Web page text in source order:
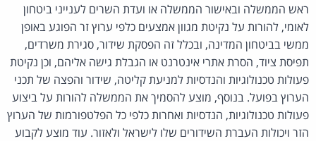
ראש הממשלה ובאישור הממשלה או ועדת השרים לענייני ביטחון
לאומי, להורות על נקיטת מגוון אמצעים כלפי ערוץ זר הפוגע באופן
ממשי בביטחון המדינה, ובכלל זה הפסקת שידור, סגירת משרדים,
תפיסת ציוד, הסרת אתרי אינטרנט או הגבלת גישה אליהם, וכן נקיטת
פעולות טכנולוגיות והנדסיות למניעת קליטה, שידור והפצה של תכני
הערוץ בפועל. בנוסף, מוצע להסמיך את הממשלה להורות על ביצוע
פעולות טכנולוגיות, הנדסיות ואחרות כלפי כל הפלטפורמות של הערוץ
הזר ויכולות העברת השידורים שלו לישראל ולאזור. עוד מוצע לקבוע